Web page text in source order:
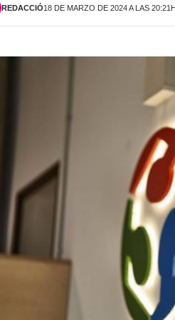
REDACCIÓ18 DE MARZO DE 2024 A LAS